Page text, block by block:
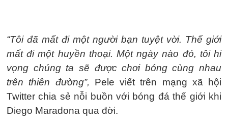
“Tôi đã mất đi một người bạn tuyệt vời. Thế giới
mất đi một huyền thoại. Một ngày nào đó, tôi hi
vọng chúng ta sẽ được chơi bóng cùng nhau
trên thiên đường”, Pele viết trên mạng xã hội
Twitter chia sẻ nỗi buồn với bóng đá thế giới khi
Diego Maradona qua đời.